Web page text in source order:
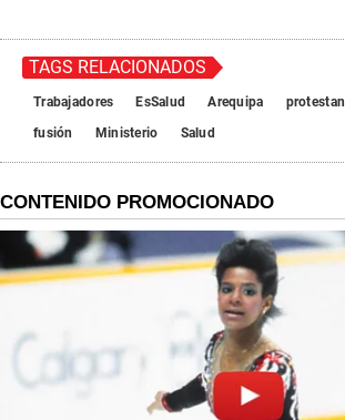
TAGS RELACIONADOS
Trabajadores EsSalud Arequipa protestan
fusión
Ministerio Salud